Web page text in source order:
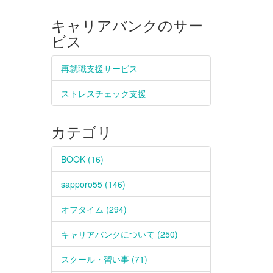
キャリアバンクのサー
ビス
再就職支援サービス
ストレスチェック支援
カテゴリ
BOOK (16)
sapporo55 (146)
オフタイム (294)
キャリアバンクについて (250)
スクール・習い事 (71)